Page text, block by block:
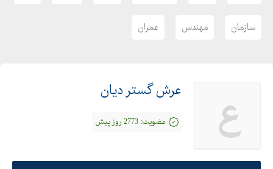
سازمان مهندس عمران
ع عرش گستر دیان
عضویت: 2773 روز پیش